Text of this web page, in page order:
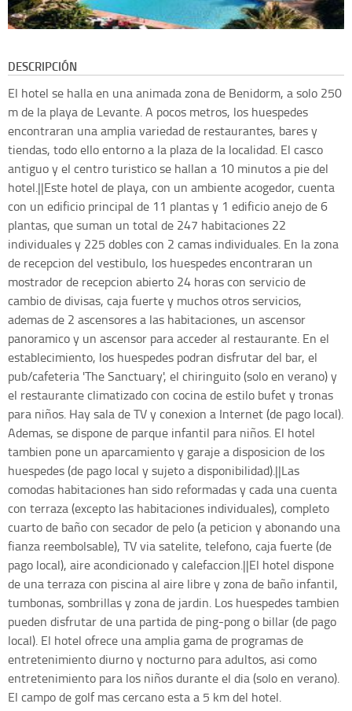
DESCRIPCIÓN
El hotel se halla en una animada zona de Benidorm, a solo 250
m de la playa de Levante. A pocos metros, los huespedes
encontraran una amplia variedad de restaurantes, bares y
tiendas, todo ello entorno a la plaza de la localidad. El casco
antiguo y el centro turistico se hallan a 10 minutos a pie del
hotel.||Este hotel de playa, con un ambiente acogedor, cuenta
con un edificio principal de 11 plantas y 1 edificio anejo de 6
plantas, que suman un total de 247 habitaciones 22
individuales y 225 dobles con 2 camas individuales. En la zona
de recepcion del vestibulo, los huespedes encontraran un
mostrador de recepcion abierto 24 horas con servicio de
cambio de divisas, caja fuerte y muchos otros servicios,
ademas de 2 ascensores a las habitaciones, un ascensor
panoramico y un ascensor para acceder al restaurante. En el
establecimiento, los huespedes podran disfrutar del bar, el
pub/cafeteria 'The Sanctuary', el chiringuito (solo en verano) y
el restaurante climatizado con cocina de estilo bufet y tronas
para niños. Hay sala de TV y conexion a Internet (de pago local).
Ademas, se dispone de parque infantil para niños. El hotel
tambien pone un aparcamiento y garaje a disposicion de los
huespedes (de pago local y sujeto a disponibilidad).||Las
comodas habitaciones han sido reformadas y cada una cuenta
con terraza (excepto las habitaciones individuales), completo
cuarto de baño con secador de pelo (a peticion y abonando una
fianza reembolsable), TV via satelite, telefono, caja fuerte (de
pago local), aire acondicionado y calefaccion.||El hotel dispone
de una terraza con piscina al aire libre y zona de baño infantil,
tumbonas, sombrillas y zona de jardin. Los huespedes tambien
pueden disfrutar de una partida de ping-pong o billar (de pago
local). El hotel ofrece una amplia gama de programas de
entretenimiento diurno y nocturno para adultos, asi como
entretenimiento para los niños durante el dia (solo en verano).
El campo de golf mas cercano esta a 5 km del hotel.